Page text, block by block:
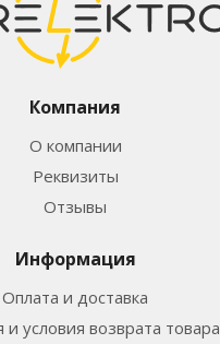
Компания
О компании
Реквизиты
Отзывы
Информация
Оплата и доставка
и условия возврата товара